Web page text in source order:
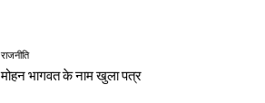
राजनीति
मोहन भागवत के नाम खुला पत्र